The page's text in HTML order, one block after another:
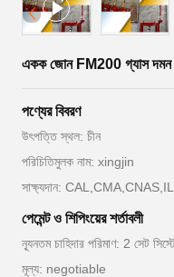
একক জোন FM200 গ্যাস দমন
পণ্যের বিবরণ
উৎপত্তি স্থল: চীন
পরিচিতিমুলক নাম: xingjin
সাক্ষ্যদান:
পেমেন্ট ও শিপিংয়ের শর্তাবলী
ন্যূনতম চাহিদার পরিমাণ: 2 সেট
মূল্য: negotiable